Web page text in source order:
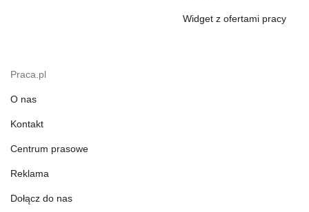
Widget z ofertami pracy
Praca.pl
O nas
Kontakt
Centrum prasowe
Reklama
Dołącz do nas